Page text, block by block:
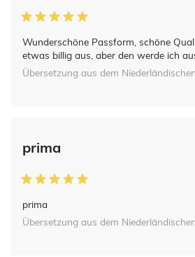
Wunderschöne Passform, schöne
etwas billig aus, aber den werde ich
Übersetzung aus dem Niederländischen
prima
prima
Übersetzung aus dem Niederländischen